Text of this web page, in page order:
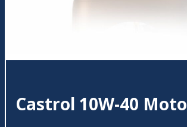
Castrol 10W-40 Moto